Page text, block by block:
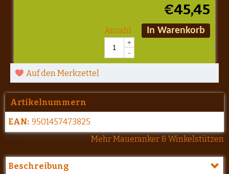
€45,45
Anzahl
+
-
In Warenkorb
Auf den Merkzettel
Artikelnummern
EAN: 9501457473825
Mehr Maueranker & Winkelstützen
Beschreibung